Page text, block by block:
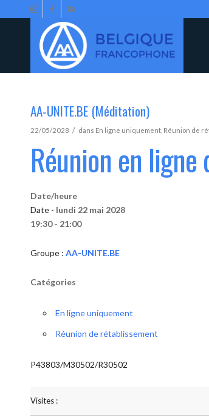
AA-UNITE.BE (Méditation)
22/05/2028 / dans En ligne uniquement Réunion de
Réunion en ligne
Date/heure
Date - lundi 22 mai 2028
19:30 - 21:00
Groupe : AA-UNITE.BE
Catégories
En ligne uniquement
Réunion de rétablissement
P43803/M30502/R30502
Visites :